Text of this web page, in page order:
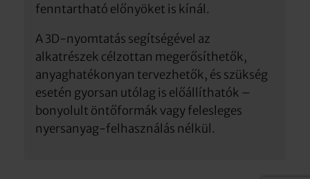
fenntartható előnyöket is kínál.
A 3D-nyomtatás segítségével az
alkatrészek célzottan megerősíthetők,
anyaghatékonyan tervezhetők, és szükség
esetén gyorsan utólag is előállíthatók –
bonyolult öntőformák vagy felesleges
nyersanyag-felhasználás nélkül.